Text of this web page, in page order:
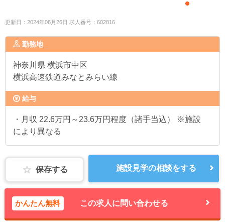
更新日：2024年08月26日 求人番号：602816
勤務地
神奈川県 横浜市中区
横浜高速鉄道みなとみらい線
給与
・月収 22.6万円～23.6万円程度（諸手当込） ※施設
により異なる
保存する 施設見学の相談をする
かんたん無料 この求人に問い合わせる